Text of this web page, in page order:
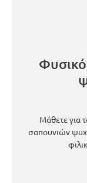
Μάθετε για
σαπουνιών